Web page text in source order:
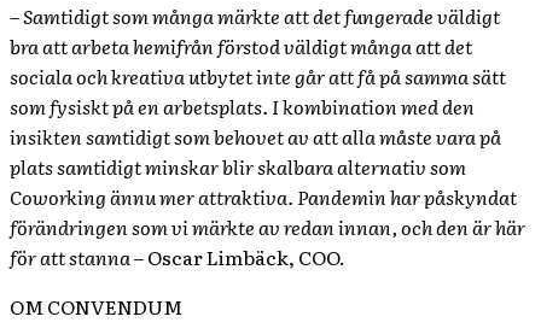
– Samtidigt som många märkte att det fungerade väldigt
bra att arbeta hemifrån förstod väldigt många att det
sociala och kreativa utbytet inte går att få på samma sätt
som fysiskt på en arbetsplats. I kombination med den
insikten samtidigt som behovet av att alla måste vara på
plats samtidigt minskar blir skalbara alternativ som
Coworking ännu mer attraktiva. Pandemin har påskyndat
förändringen som vi märkte av redan innan, och den är här
för att stanna– Oscar Limbäck, COO.
OM CONVENDUM